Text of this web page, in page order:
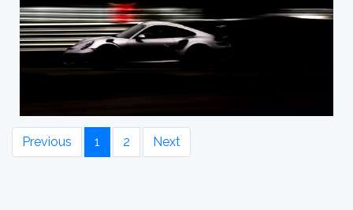
Previous 1 2 Next